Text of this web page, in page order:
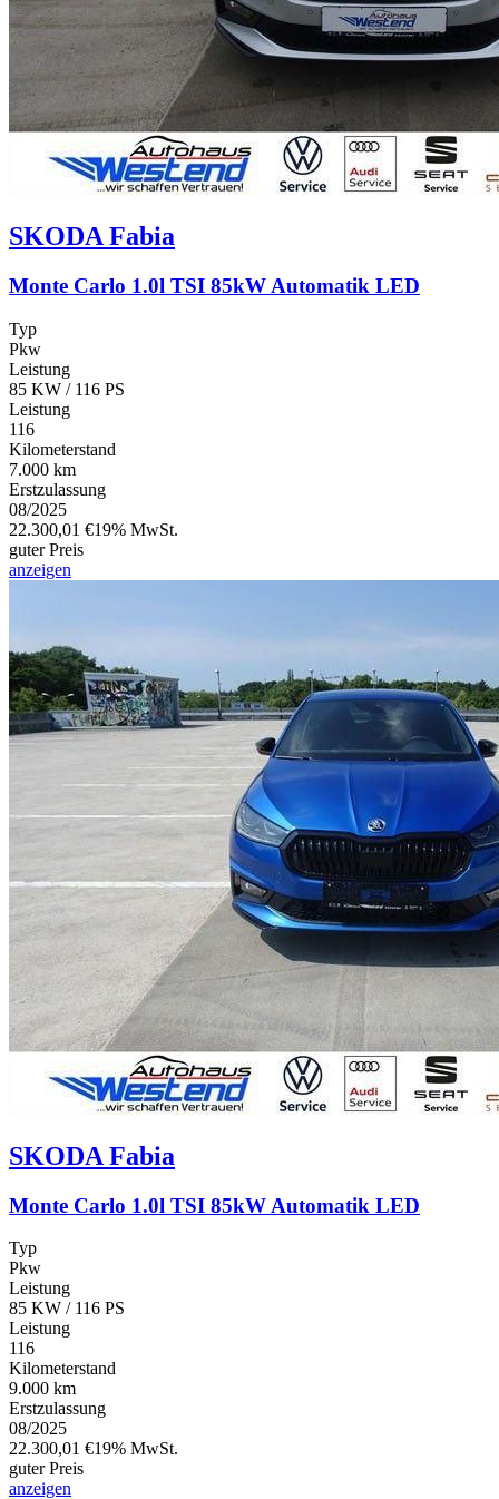
SKODA Fabia
Monte Carlo 1.0l TSI 85kW Automatik LED
Typ
Pkw
Leistung
85 KW / 116 PS
Leistung
116
Kilometerstand
7.000 km
Erstzulassung
08/2025
22.300,01 €19% MwSt.
guter Preis
anzeigen
SKODA Fabia
Monte Carlo 1.0l TSI 85kW Automatik LED
Typ
Pkw
Leistung
85 KW / 116 PS
Leistung
116
Kilometerstand
9.000 km
Erstzulassung
08/2025
22.300,01 €19% MwSt.
guter Preis
anzeigen